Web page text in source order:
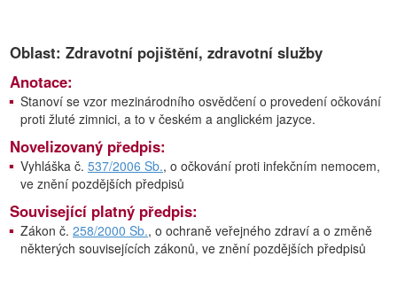
Oblast: Zdravotní pojištění, zdravotní služby
Anotace:
Stanoví se vzor mezinárodního osvědčení o provedení očkování
proti žluté zimnici, a to v českém a anglickém jazyce.
Novelizovaný předpis:
Vyhláška č. 537/2006 Sb., o očkování proti infekčním nemocem,
ve znění pozdějších předpisů
Související platný předpis:
Zákon č. 258/2000 Sb., o ochraně veřejného zdraví a o změně
některých souvisejících zákonů, ve znění pozdějších předpisů